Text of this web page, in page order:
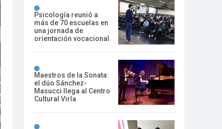
Psicología reunió a
más de 70 escuelas en
una jornada de
orientación vocacional
Maestros de la Sonata:
el dúo Sánchez-
Masucci llega al Centro
Cultural Virla